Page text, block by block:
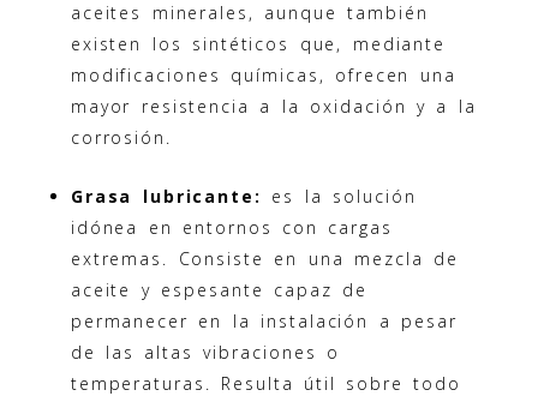
aceites minerales, aunque también
existen los sintéticos que, mediante
modificaciones químicas, ofrecen una
mayor resistencia a la oxidación y a la
corrosión.
Grasa lubricante:
es la solución
idónea en entornos con cargas
extremas. Consiste en una mezcla de
aceite y espesante capaz de
permanecer en la instalación a pesar
de las altas vibraciones o
temperaturas. Resulta útil sobre todo